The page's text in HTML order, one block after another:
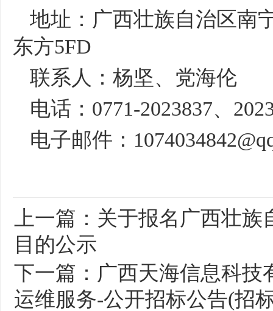
地址：广西壮族自治区南
东方5FD
联系人：杨坚、党海伦
电话： 0771-2023837、
电子邮件：
上一篇： 关于报名广西壮族
目的公示
下一篇： 广西天海信息科技
运维服务-公开招标公告(招